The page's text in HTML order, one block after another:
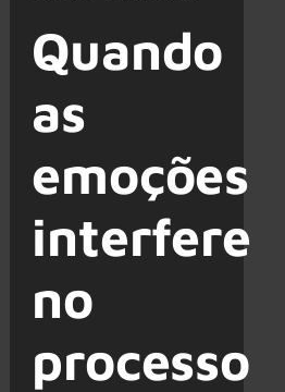
Quando
as
emoções
interfere
no
processo